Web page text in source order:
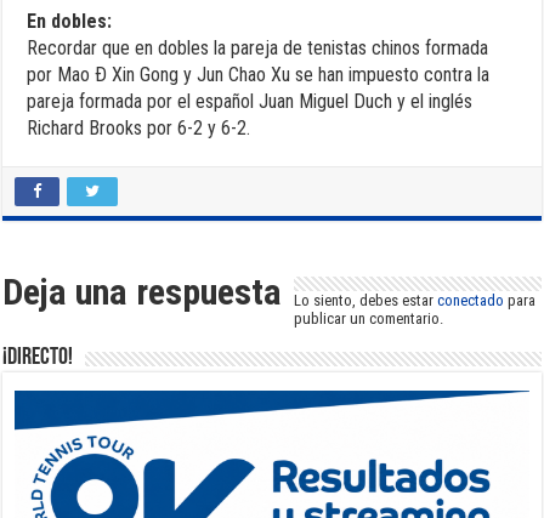
En dobles:
Recordar que en dobles la pareja de tenistas chinos formada
por Mao Ð Xin Gong y Jun Chao Xu se han impuesto contra la
pareja formada por el español Juan Miguel Duch y el inglés
Richard Brooks por 6-2 y 6-2.
Deja una respuesta Lo siento, debes estarconectado para
publicar un comentario.
¡DIRECTO!